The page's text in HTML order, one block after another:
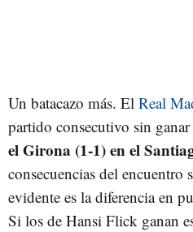
Un batacazo más. El Real
partido consecutivo sin ganar
el Girona (1-1) en el
consecuencias del encuentro
evidente es la diferencia en
Si los de Hansi Flick ganan